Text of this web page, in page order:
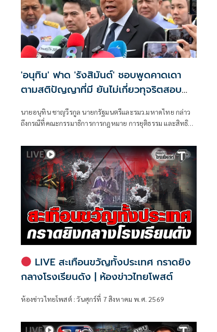
'อนุทิน' ฟาด 'รังสิมันต์' ชอบพูดคาดเดา
ตามสติปัญญาที่มี ยันไม่เกี่ยวทุจริตสอบ
นายอนุทิน ชาญวีรกูล นายกรัฐมนตรีและรมว.มหาดไทย กล่าว
ถึงกรณีที่คณะกรรมาธิการการกฎหมาย การยุติธรรม และสิทธิ
กรรมาธิการ มีการอ้างชื่อนายกรัฐมนตรี เข้าไปเกี่ยวข้องกับการ
ทุจริตสอบท้องถิ่น
LIVE สะเทือนขวัญทั้งประเทศ กราดยิง
กลางโรงเรียนดัง | ห้องข่าวไทยโพสต์
ห้องข่าวไทยโพสต์ : วันศุกร์ที่ 7 สิงหาคม พ.ศ. 2569